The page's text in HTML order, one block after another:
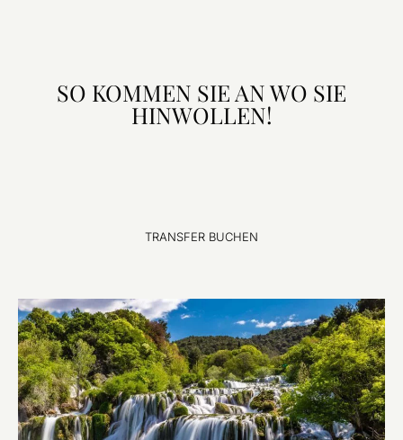
SO KOMMEN SIE AN WO SIE
HINWOLLEN!
TRANSFER BUCHEN